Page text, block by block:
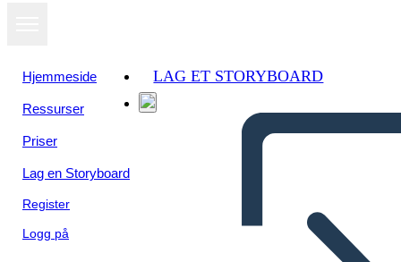
Hjemmeside
Ressurser
Priser
Lag en Storyboard
Register
Logg på
LAG ET STORYBOARD